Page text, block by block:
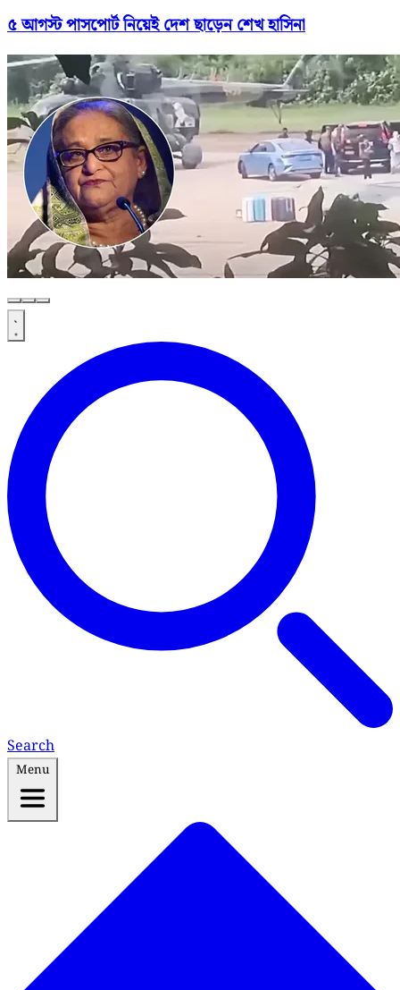
৫ আগস্ট পাসপোর্ট নিয়েই দেশ ছাড়েন শেখ হাসিনা
Search
Menu